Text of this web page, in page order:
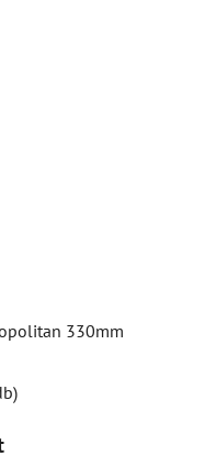
330mm